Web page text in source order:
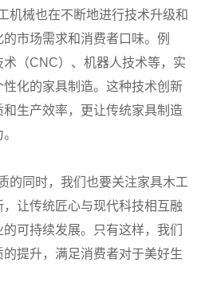
机械也在不断地进行技术升级和
市场需求和消费者口味。例
术（CNC）、机器人技术等，实
化的家具制造。这种技术创新
生产效率，更让传统家具制造
的同时，我们也要关注家具木工
让传统匠心与现代科技相互融
可持续发展。只有这样，我们
提升，满足消费者对于美好生